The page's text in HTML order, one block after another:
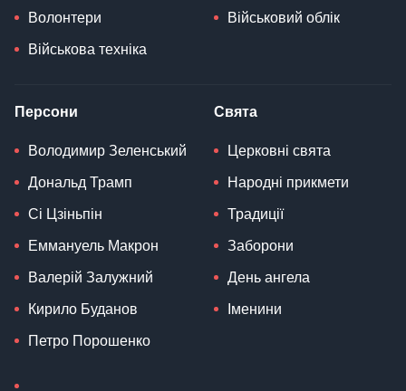
Волонтери
Військова техніка
Військовий облік
Персони
Володимир Зеленський
Дональд Трамп
Сі Цзіньпін
Еммануель Макрон
Валерій Залужний
Кирило Буданов
Петро Порошенко
Свята
Церковні свята
Народні прикмети
Традиції
Заборони
День ангела
Іменини